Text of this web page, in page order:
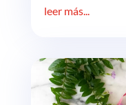
leer más...